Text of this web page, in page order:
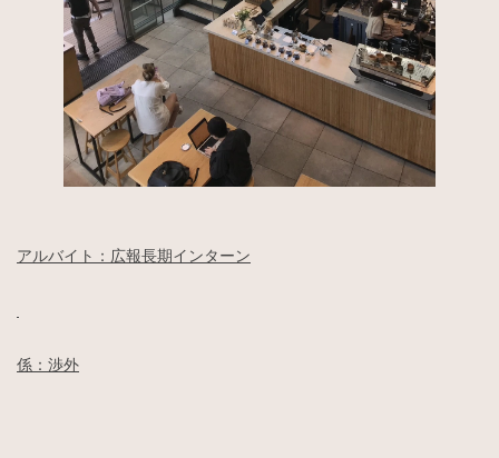
アルバイト：広報長期インターン
係：渉外